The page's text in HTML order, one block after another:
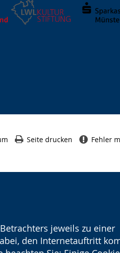
jeweils zu einer
den Internetauftritt
Seite drucken Fehler